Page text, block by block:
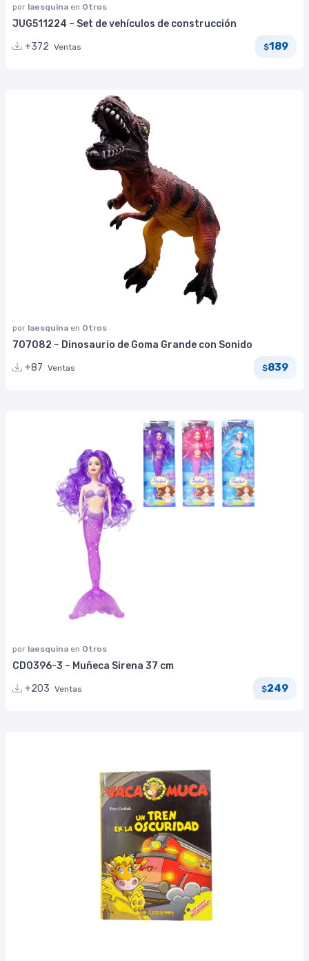
por laesquina en Otros
JUG511224 – Set de vehículos de construcción
+372 Ventas $189
por laesquina en Otros
707082 – Dinosaurio de Goma Grande con Sonido
+87 Ventas $839
por laesquina en Otros
CD0396-3 – Muñeca Sirena 37 cm
+203 Ventas $249